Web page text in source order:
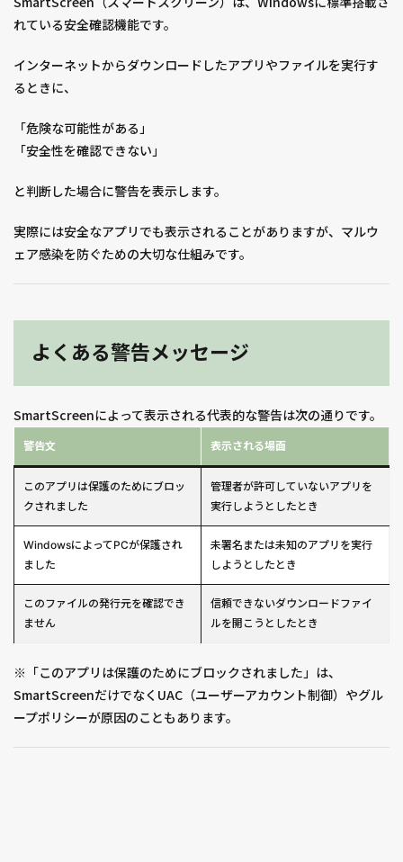
れている安全確認機能です。
インターネットからダウンロードしたアプリやファイルを実行す
るときに、
「危険な可能性がある」
「安全性を確認できない」
と判断した場合に警告を表示します。
実際には安全なアプリでも表示されることがありますが、マルウ
ェア感染を防ぐための大切な仕組みです。
よくある警告メッセージ
SmartScreenによって表示される代表的な警告は次の通りです。
警告文 表示される場面
このアプリは保護のためにブロッ
クされました
管理者が許可していないアプリを
実行しようとしたとき
WindowsによってPCが保護され
ました
未署名または未知のアプリを実行
しようとしたとき
このファイルの発行元を確認でき
ません
信頼できないダウンロードファイ
ルを開こうとしたとき
※「このアプリは保護のためにブロックされました」は、
SmartScreenだけでなくUAC（ユーザーアカウント制御）やグル
ープポリシーが原因のこともあります。